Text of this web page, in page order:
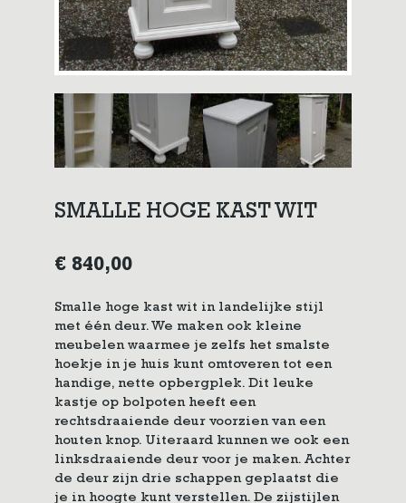
SMALLE HOGE KAST WIT
€ 840,00
Smalle hoge kast wit in landelijke stijl
met één deur. We maken ook kleine
meubelen waarmee je zelfs het smalste
hoekje in je huis kunt omtoveren tot een
handige, nette opbergplek. Dit leuke
kastje op bolpoten heeft een
rechtsdraaiende deur voorzien van een
houten knop. Uiteraard kunnen we ook een
linksdraaiende deur voor je maken. Achter
de deur zijn drie schappen geplaatst die
je in hoogte kunt verstellen. De zijstijlen